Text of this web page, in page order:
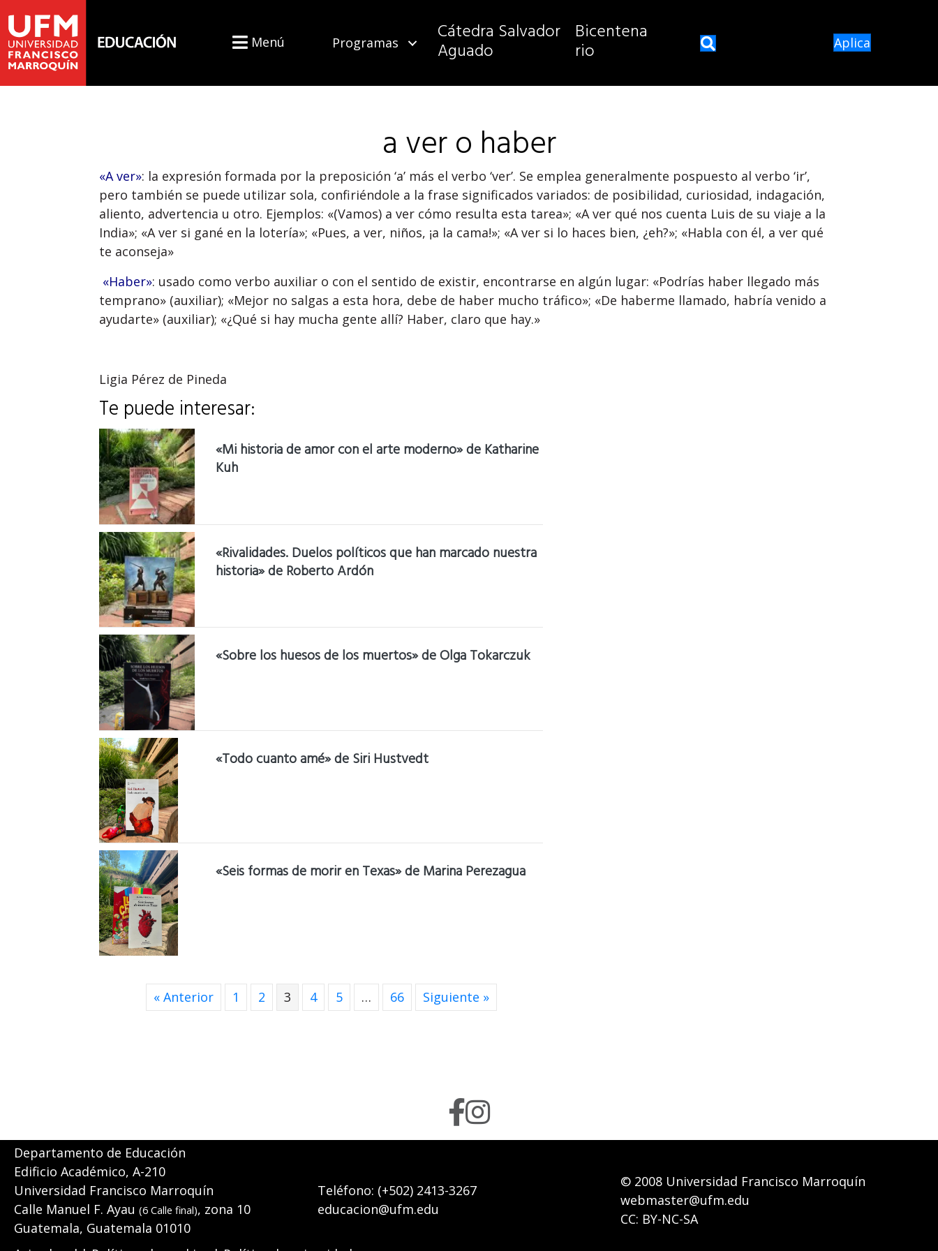
Menú Programas Cátedra Salvador
Aguado
Bicentena
rio Aplica
a ver o haber
«A ver»: la expresión formada por la preposición ‘a’ más el verbo ‘ver’. Se emplea generalmente pospuesto al verbo ‘ir’,
pero también se puede utilizar sola, confiriéndole a la frase significados variados: de posibilidad, curiosidad, indagación,
aliento, advertencia u otro. Ejemplos: «(Vamos) a ver cómo resulta esta tarea»; «A ver qué nos cuenta Luis de su viaje a la
India»; «A ver si gané en la lotería»; «Pues, a ver, niños, ¡a la cama!»; «A ver si lo haces bien, ¿eh?»; «Habla con él, a ver qué
te aconseja»
«Haber»: usado como verbo auxiliar o con el sentido de existir, encontrarse en algún lugar: «Podrías haber llegado más
temprano» (auxiliar); «Mejor no salgas a esta hora, debe de haber mucho tráfico»; «De haberme llamado, habría venido a
ayudarte» (auxiliar); «¿Qué si hay mucha gente allí? Haber, claro que hay.»
Ligia Pérez de Pineda
Te puede interesar:
«Mi historia de amor con el arte moderno» de Katharine
Kuh
«Rivalidades. Duelos políticos que han marcado nuestra
historia» de Roberto Ardón
«Sobre los huesos de los muertos» de Olga Tokarczuk
«Todo cuanto amé» de Siri Hustvedt
«Seis formas de morir en Texas» de Marina Perezagua
« Anterior 1 2 3 4 5 … 66 Siguiente »
Departamento de Educación
Edificio Académico, A-210
Universidad Francisco Marroquín
Calle Manuel F. Ayau (6 Calle final), zona 10
Guatemala, Guatemala 01010
Teléfono: (+502) 2413-3267
educacion@ufm.edu
© 2008 Universidad Francisco Marroquín
webmaster@ufm.edu
CC: BY-NC-SA